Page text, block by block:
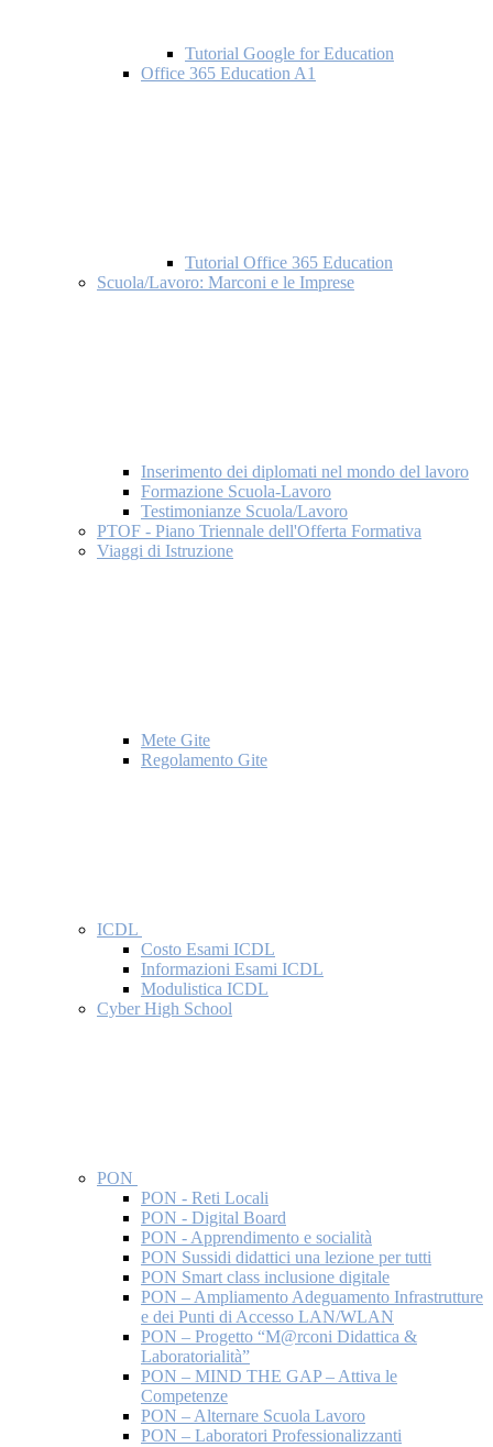
Tutorial Google for Education
Office 365 Education A1
Tutorial Office 365 Education
Scuola/Lavoro: Marconi e le Imprese
Inserimento dei diplomati nel mondo del lavoro
Formazione Scuola-Lavoro
Testimonianze Scuola/Lavoro
PTOF - Piano Triennale dell'Offerta Formativa
Viaggi di Istruzione
Mete Gite
Regolamento Gite
ICDL
Costo Esami ICDL
Informazioni Esami ICDL
Modulistica ICDL
Cyber High School
PON
PON - Reti Locali
PON - Digital Board
PON - Apprendimento e socialità
PON Sussidi didattici una lezione per tutti
PON Smart class inclusione digitale
PON – Ampliamento Adeguamento Infrastrutture
e dei Punti di Accesso LAN/WLAN
PON – Progetto “M@rconi Didattica &
Laboratorialità”
PON – MIND THE GAP – Attiva le
Competenze
PON – Alternare Scuola Lavoro
PON – Laboratori Professionalizzanti